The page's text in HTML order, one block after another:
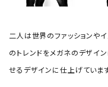
二人は世界のファッションや
のトレンドをメガネのデザイ
せるデザインに仕上げています